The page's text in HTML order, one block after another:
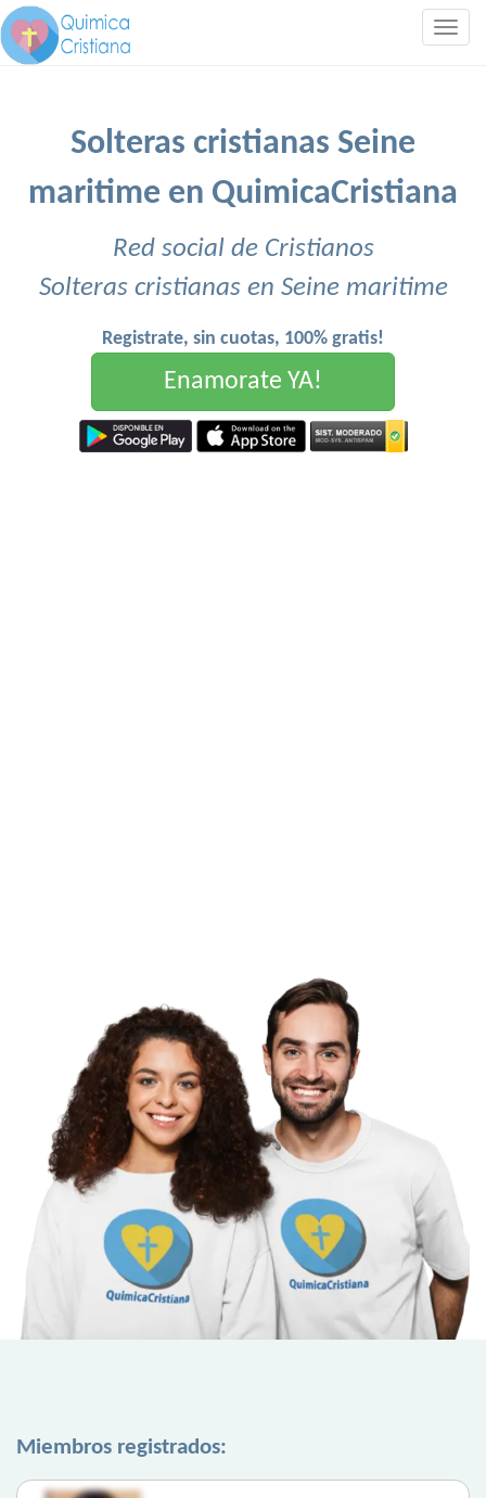
Solteras cristianas Seine
maritime en QuimicaCristiana
Red social de Cristianos
Solteras cristianas en Seine maritime
Registrate, sin cuotas, 100% gratis!
Enamorate YA!
Miembros registrados: